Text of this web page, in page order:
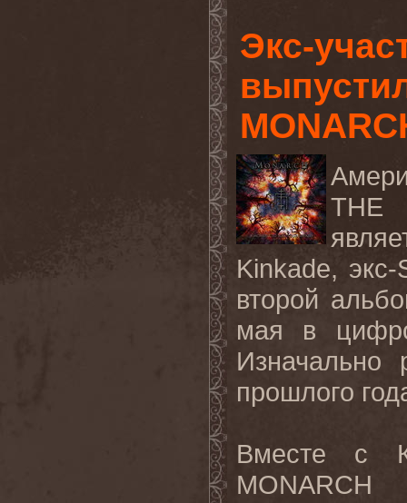
Экс-
THE
Kinkade,
второй
мая в
Изначально
прошлого
Вместе с